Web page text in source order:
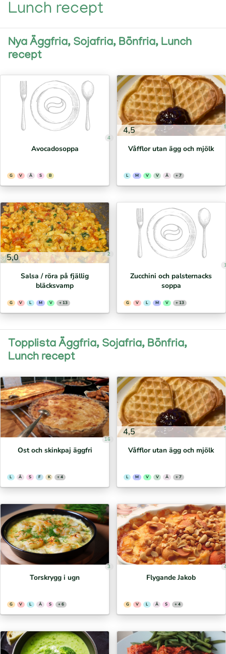
Lunch recept
Nya Äggfria, Sojafria, Bönfria, Lunch
recept
4
Avocadosoppa
G V Ä S B
4,5
Våfflor utan ägg och mjölk
L M V V Ä + 7
5,0 2
Salsa / röra på fjällig
bläcksvamp
G V L M V + 13
Zucchini och palsternacks
soppa
G V L M V + 13
Topplista Äggfria, Sojafria, Bönfria,
Lunch recept
16
Ost och skinkpaj äggfri
L Ä S F K + 4
4,5
Våfflor utan ägg och mjölk
L M V V Ä + 7
3
Torskrygg i ugn
G V L Ä S + 6
Flygande Jakob
G V L Ä S + 4